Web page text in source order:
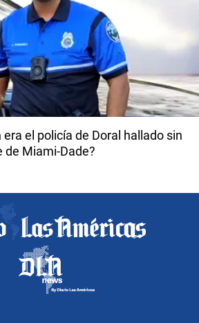
era el policía de Doral hallado sin
de Miami-Dade?